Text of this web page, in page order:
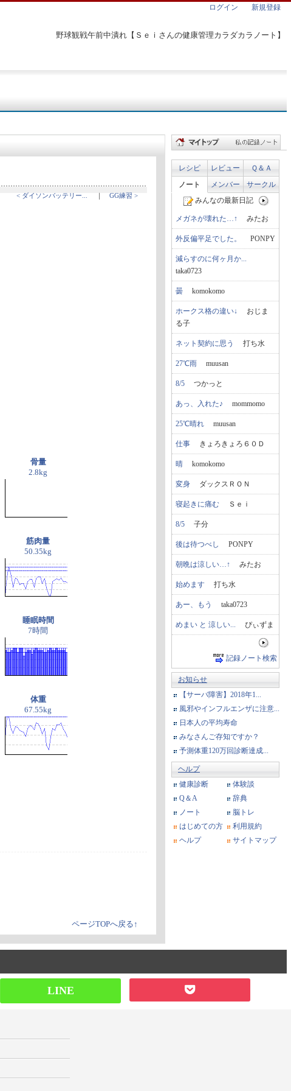
野球観戦午前中潰れ【Ｓｅｉさんの健康管理カラダカラノート】
ログイン 新規登録
< ダイソンバッテリー... ｜ GG練習 >
骨量
2.8kg
筋肉量
50.35kg
睡眠時間
7時間
体重
67.55kg
ページTOPへ戻る↑
レシピ レビュー
Ｑ＆Ａ
ノート
メンバー
サークル
みんなの最新日記
メガネが壊れた…↑ みたお
外反偏平足でした。 PONPY
減らすのに何ヶ月か...
taka0723
曇 komokomo
ホークス格の違い↓ おじま
る子
ネット契約に思う 打ち水
27℃雨 muusan
8/5 つかっと
あっ、入れた♪ mommomo
25℃晴れ muusan
仕事 きょろきょろ６０Ｄ
晴 komokomo
変身 ダックスＲＯＮ
寝起きに痛む Ｓｅｉ
8/5 子分
後は待つべし PONPY
朝晩は涼しい…↑ みたお
始めます 打ち水
あー、もう taka0723
めまい と 涼しい... ぴぃずま
記録ノート検索
お知らせ
【サーバ障害】2018年1...
風邪やインフルエンザに注意...
日本人の平均寿命
みなさんご存知ですか？
予測体重120万回診断達成...
ヘルプ
健康診断
体験談
Q＆A
辞典
ノート
脳トレ
はじめての方
利用規約
ヘルプ
サイトマップ
LINE